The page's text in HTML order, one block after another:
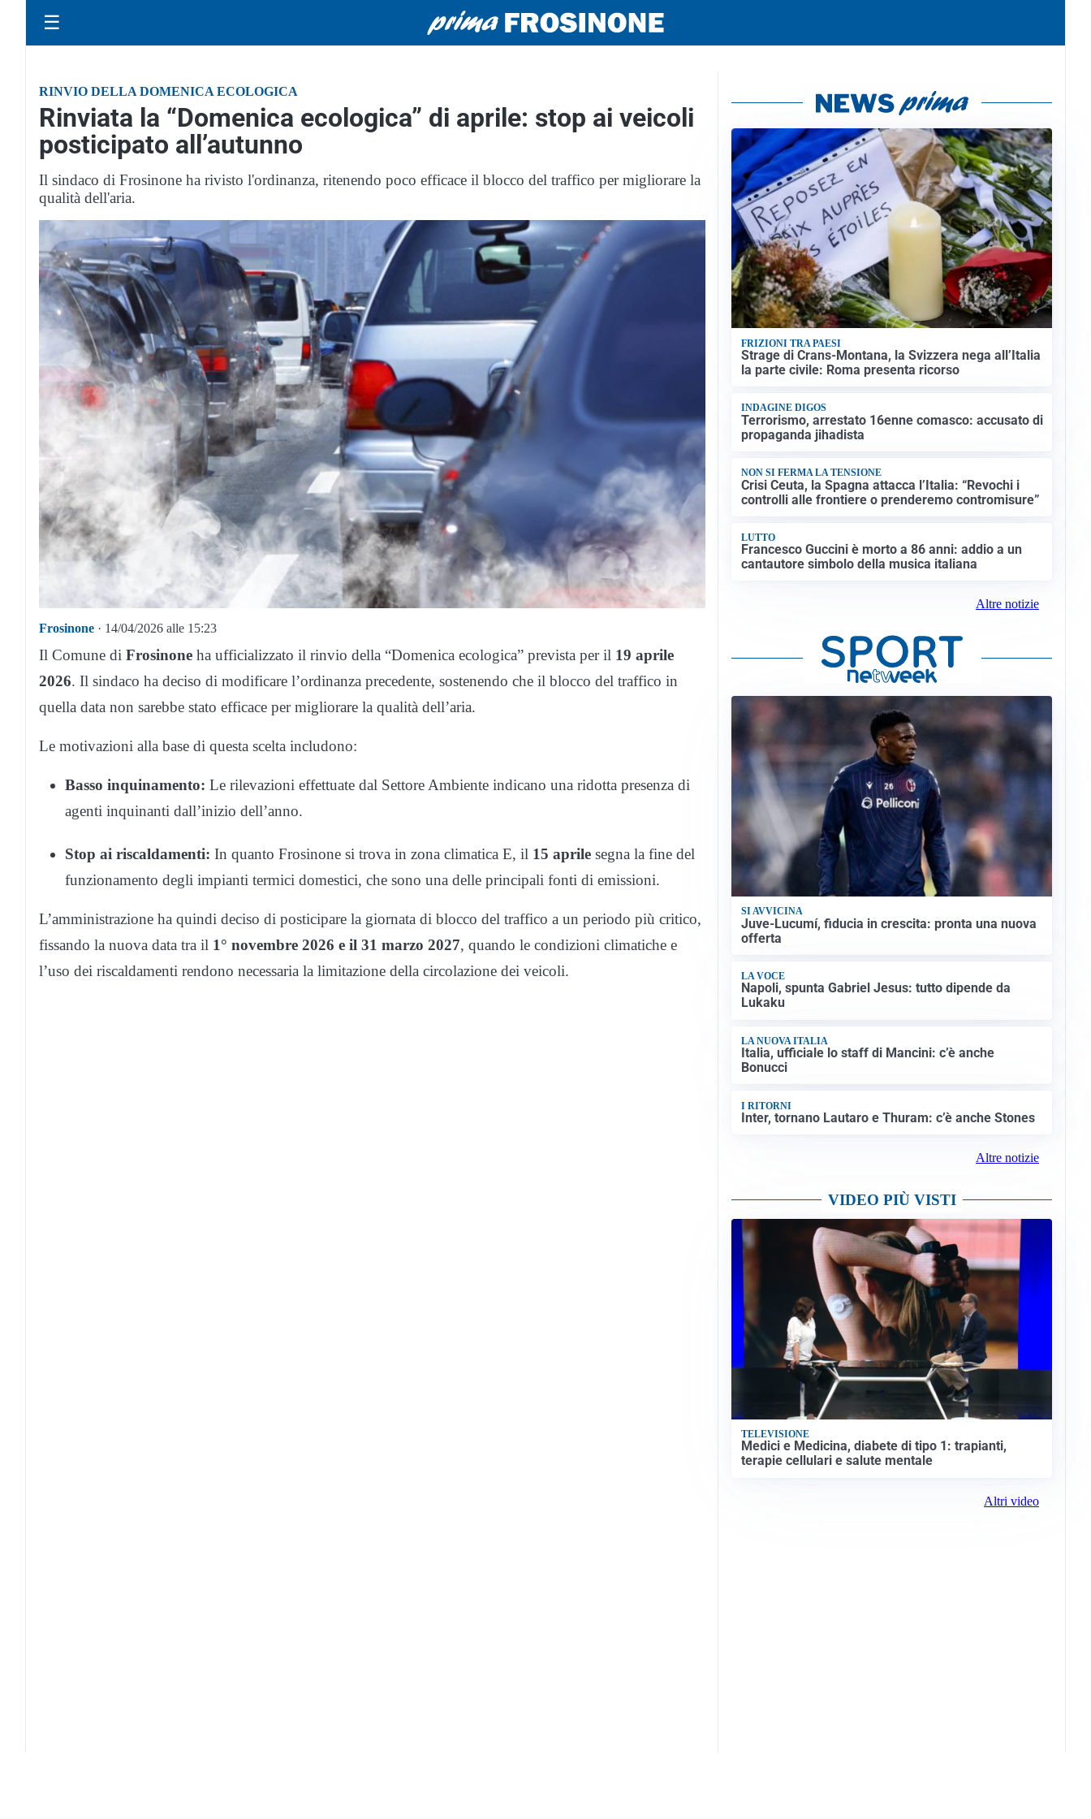
☰
RINVIO DELLA DOMENICA ECOLOGICA
Rinviata la “Domenica ecologica” di aprile: stop ai veicoli
posticipato all’autunno
Il sindaco di Frosinone ha rivisto l'ordinanza, ritenendo poco efficace il blocco del traffico per migliorare la
qualità dell'aria.
Frosinone · 14/04/2026 alle 15:23
Il Comune di Frosinone ha ufficializzato il rinvio della “Domenica ecologica” prevista per il 19 aprile
2026. Il sindaco ha deciso di modificare l’ordinanza precedente, sostenendo che il blocco del traffico in
quella data non sarebbe stato efficace per migliorare la qualità dell’aria.
Le motivazioni alla base di questa scelta includono:
Basso inquinamento: Le rilevazioni effettuate dal Settore Ambiente indicano una ridotta presenza di
agenti inquinanti dall’inizio dell’anno.
Stop ai riscaldamenti: In quanto Frosinone si trova in zona climatica E, il 15 aprile segna la fine del
funzionamento degli impianti termici domestici, che sono una delle principali fonti di emissioni.
L’amministrazione ha quindi deciso di posticipare la giornata di blocco del traffico a un periodo più critico,
fissando la nuova data tra il 1° novembre 2026 e il 31 marzo 2027, quando le condizioni climatiche e
l’uso dei riscaldamenti rendono necessaria la limitazione della circolazione dei veicoli.
FRIZIONI TRA PAESI
Strage di Crans-Montana, la Svizzera nega all’Italia
la parte civile: Roma presenta ricorso
INDAGINE DIGOS
Terrorismo, arrestato 16enne comasco: accusato di
propaganda jihadista
NON SI FERMA LA TENSIONE
Crisi Ceuta, la Spagna attacca l’Italia: “Revochi i
controlli alle frontiere o prenderemo contromisure”
LUTTO
Francesco Guccini è morto a 86 anni: addio a un
cantautore simbolo della musica italiana
Altre notizie
SI AVVICINA
Juve-Lucumí, fiducia in crescita: pronta una nuova
offerta
LA VOCE
Napoli, spunta Gabriel Jesus: tutto dipende da
Lukaku
LA NUOVA ITALIA
Italia, ufficiale lo staff di Mancini: c’è anche
Bonucci
I RITORNI
Inter, tornano Lautaro e Thuram: c’è anche Stones
Altre notizie
VIDEO PIÙ VISTI
TELEVISIONE
Medici e Medicina, diabete di tipo 1: trapianti,
terapie cellulari e salute mentale
Altri video